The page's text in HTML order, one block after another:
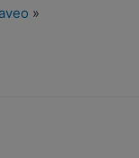
»